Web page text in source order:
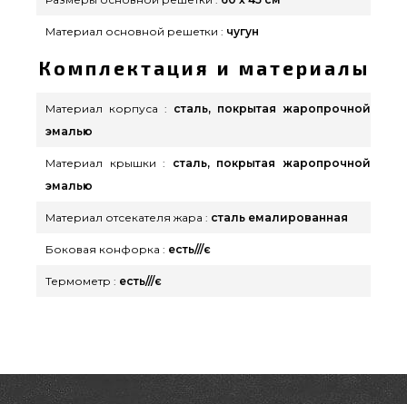
Материал основной решетки : чугун
Комплектация и материалы
Материал корпуса : сталь, покрытая жаропрочной
эмалью
Материал крышки :
сталь, покрытая жаропрочной
эмалью
Материал отсекателя жара : сталь емалированная
Боковая конфорка : есть///є
Термометр : есть///є